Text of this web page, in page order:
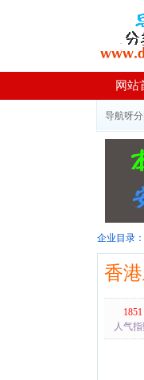
网站
导航呀
企业目录：
香
1851
人气指